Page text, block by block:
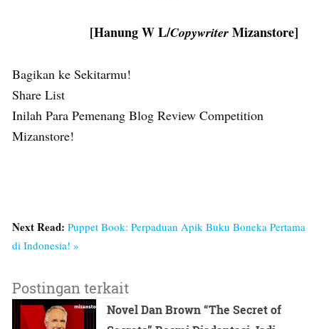
[Hanung W L/Copywriter Mizanstore]
Bagikan ke Sekitarmu!
Share List
Inilah Para Pemenang Blog Review Competition
Mizanstore!
Next Read: Puppet Book: Perpaduan Apik Buku Boneka Pertama
di Indonesia! »
Postingan terkait
Novel Dan Brown “The Secret of